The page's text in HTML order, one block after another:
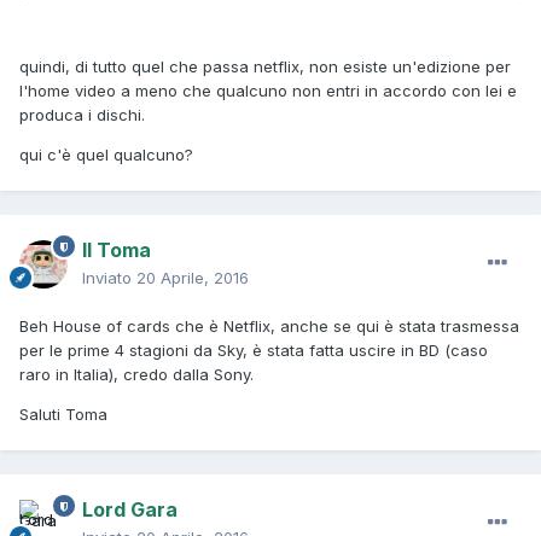
quindi, di tutto quel che passa netflix, non esiste un'edizione per
l'home video a meno che qualcuno non entri in accordo con lei e
produca i dischi.
qui c'è quel qualcuno?
Il Toma
Inviato 20 Aprile, 2016
Beh House of cards che è Netflix, anche se qui è stata trasmessa
per le prime 4 stagioni da Sky, è stata fatta uscire in BD (caso
raro in Italia), credo dalla Sony.
Saluti Toma
Lord Gara